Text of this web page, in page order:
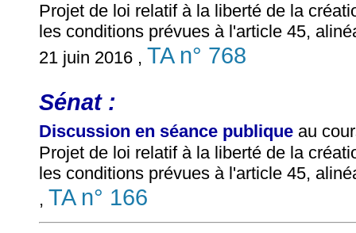
Projet de loi relatif à la liberté de la
les conditions prévues à l'article 45,
21 juin 2016 , TA n° 768
Sénat :
Discussion en séance publique au
Projet de loi relatif à la liberté de la
les conditions prévues à l'article 45,
, TA n° 166